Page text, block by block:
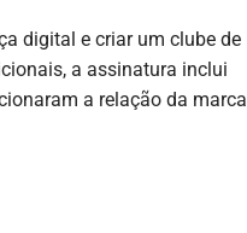
digital e criar um clube de
a assinatura inclui
a relação da marca